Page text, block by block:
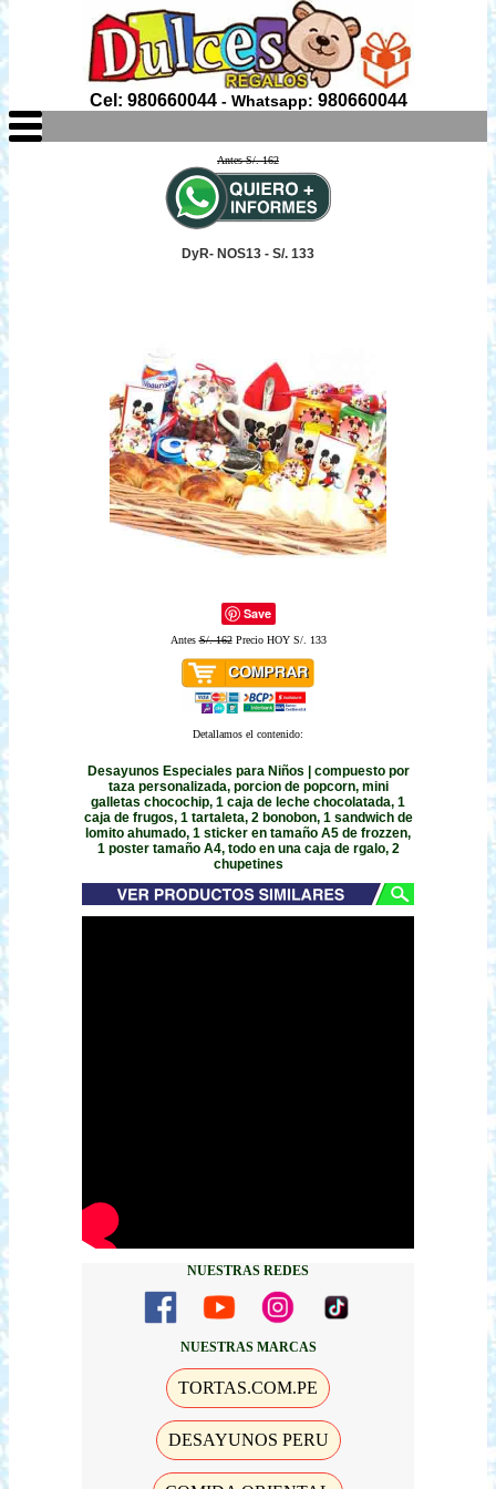
Cel: 980660044- Whatsapp: 980660044
Antes S/. 162
DyR- NOS13 - S/. 133
Save
AntesS/. 162Precio HOY S/. 133
Detallamos el contenido:
Desayunos Especiales para Niños | compuesto por
taza personalizada, porcion de popcorn, mini
galletas chocochip, 1 caja de leche chocolatada, 1
caja de frugos, 1 tartaleta, 2 bonobon, 1 sandwich de
lomito ahumado, 1 sticker en tamaño A5 de frozzen,
1 poster tamaño A4, todo en una caja de rgalo, 2
chupetines
NUESTRAS REDES
NUESTRAS MARCAS
TORTAS.COM.PE
DESAYUNOS PERU